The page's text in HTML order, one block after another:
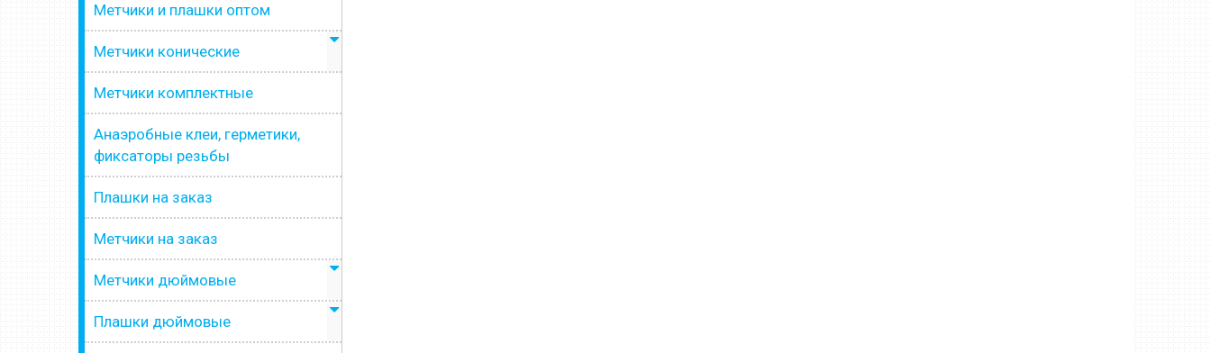
Метчики и плашки оптом
Метчики конические
Метчики комплектные
Анаэробные клеи, герметики,
фиксаторы резьбы
Плашки на заказ
Метчики на заказ
Метчики дюймовые
Плашки дюймовые